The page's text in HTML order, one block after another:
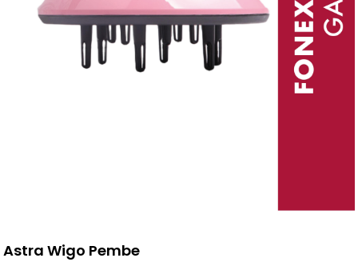
Astra Wigo Pembe